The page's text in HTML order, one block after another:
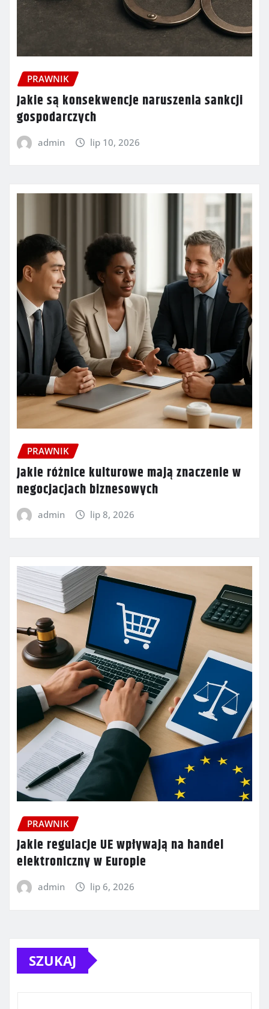
PRAWNIK
Jakie są konsekwencje naruszenia sankcji
gospodarczych
admin lip 10, 2026
PRAWNIK
Jakie różnice kulturowe mają znaczenie w
negocjacjach biznesowych
admin lip 8, 2026
PRAWNIK
Jakie regulacje UE wpływają na handel
elektroniczny w Europie
admin lip 6, 2026
SZUKAJ